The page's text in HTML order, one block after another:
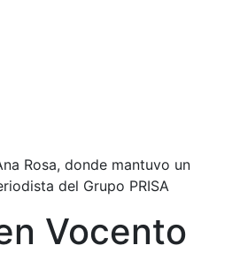
Rosa, donde mantuvo un
del Grupo PRISA
Vocento